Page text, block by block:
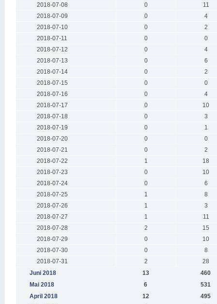
2018-07-08
0
11
2018-07-09
0
4
2018-07-10
0
2
2018-07-11
0
0
2018-07-12
0
4
2018-07-13
0
6
2018-07-14
0
2
2018-07-15
0
0
2018-07-16
0
4
2018-07-17
0
10
2018-07-18
0
3
2018-07-19
0
1
2018-07-20
0
0
2018-07-21
0
2
2018-07-22
1
18
2018-07-23
0
10
2018-07-24
0
6
2018-07-25
1
8
2018-07-26
1
3
2018-07-27
1
11
2018-07-28
2
15
2018-07-29
0
10
2018-07-30
0
8
2018-07-31
2
28
Juni 2018
13
460
Mai 2018
6
531
April 2018
12
495